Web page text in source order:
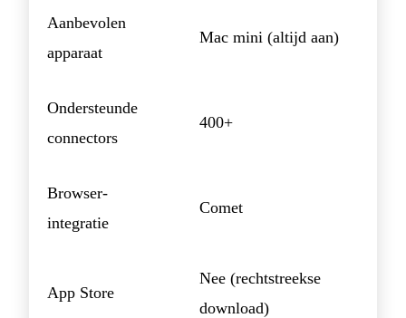
Aanbevolen
apparaat
Mac mini (altijd aan)
Ondersteunde
connectors
400+
Browser-
integratie
Comet
App Store
Nee (rechtstreekse
download)